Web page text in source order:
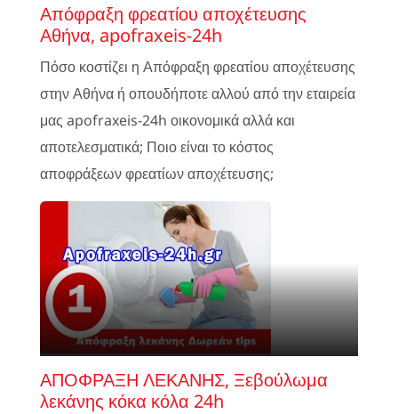
Απόφραξη φρεατίου αποχέτευσης
Αθήνα, apofraxeis-24h
Πόσο κοστίζει η Απόφραξη φρεατίου αποχέτευσης
στην Αθήνα ή οπουδήποτε αλλού από την εταιρεία
μας apofraxeis-24h οικονομικά αλλά και
αποτελεσματικά; Ποιο είναι το κόστος
αποφράξεων φρεατίων αποχέτευσης;
ΑΠΟΦΡΑΞΗ ΛΕΚΑΝΗΣ, Ξεβούλωμα
λεκάνης κόκα κόλα 24h